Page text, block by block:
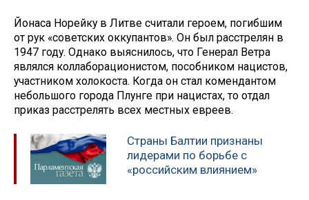
Йонаса Норейку в Литве считали героем, погибшим
от рук «советских оккупантов». Он был расстрелян в
1947 году. Однако выяснилось, что Генерал Ветра
являлся коллаборационистом, пособником нацистов,
участником холокоста. Когда он стал комендантом
небольшого города Плунге при нацистах, то отдал
приказ расстрелять всех местных евреев.
Страны Балтии признаны
лидерами по борьбе с
«российским влиянием»